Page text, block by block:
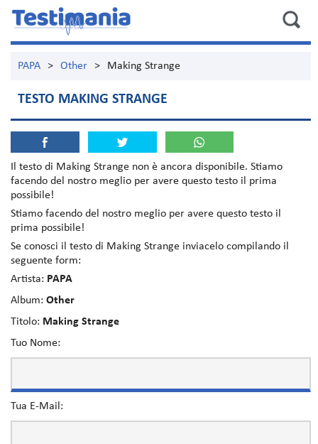
PAPA > Other > Making Strange
TESTO MAKING STRANGE
Il testo di Making Strange non è ancora disponibile. Stiamo
facendo del nostro meglio per avere questo testo il prima
possibile!
Stiamo facendo del nostro meglio per avere questo testo il
prima possibile!
Se conosci il testo di Making Strange inviacelo compilando il
seguente form:
Artista: PAPA
Album: Other
Titolo: Making Strange
Tuo Nome:
Tua E-Mail: